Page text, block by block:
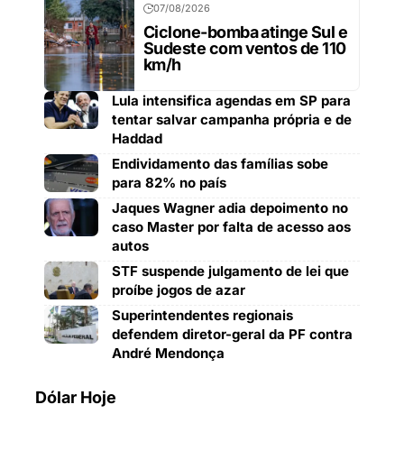
07/08/2026
Ciclone-bomba atinge Sul e
Sudeste com ventos de 110
km/h
Lula intensifica agendas em SP para
tentar salvar campanha própria e de
Haddad
Endividamento das famílias sobe
para 82% no país
Jaques Wagner adia depoimento no
caso Master por falta de acesso aos
autos
STF suspende julgamento de lei que
proíbe jogos de azar
Superintendentes regionais
defendem diretor-geral da PF contra
André Mendonça
Dólar Hoje